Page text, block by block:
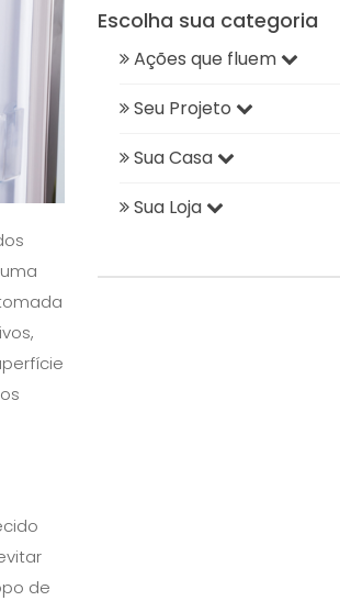
de
Escolha sua categoria
Ações que fluem
Seu Projeto
Sua Casa
Sua Loja